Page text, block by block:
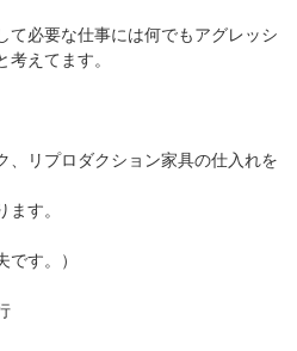
て必要な仕事には何でもアグレッシ
考えてます。
リプロダクション家具の仕入れを
す。
す。）